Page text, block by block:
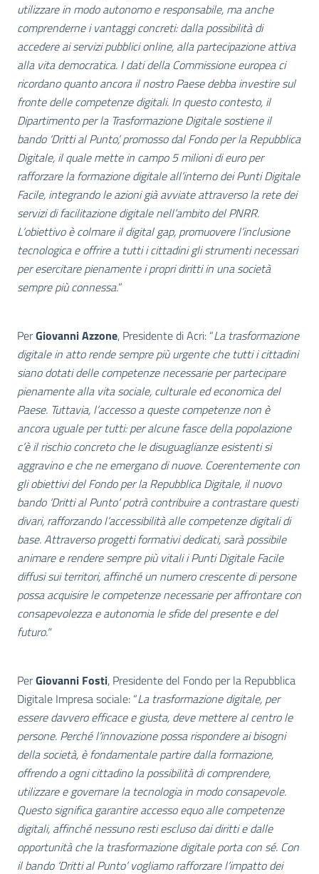
utilizzare in modo autonomo e responsabile, ma anche
comprenderne i vantaggi concreti: dalla possibilità di
accedere ai servizi pubblici online, alla partecipazione attiva
alla vita democratica. I dati della Commissione europea ci
ricordano quanto ancora il nostro Paese debba investire sul
fronte delle competenze digitali. In questo contesto, il
Dipartimento per la Trasformazione Digitale sostiene il
bando ‘Dritti al Punto’, promosso dal Fondo per la Repubblica
Digitale, il quale mette in campo 5 milioni di euro per
rafforzare la formazione digitale all’interno dei Punti Digitale
Facile, integrando le azioni già avviate attraverso la rete dei
servizi di facilitazione digitale nell’ambito del PNRR.
L’obiettivo è colmare il digital gap, promuovere l’inclusione
tecnologica e offrire a tutti i cittadini gli strumenti necessari
per esercitare pienamente i propri diritti in una società
sempre più connessa.”
PerGiovanni Azzone, Presidente di Acri: “La trasformazione
digitale in atto rende sempre più urgente che tutti i cittadini
siano dotati delle competenze necessarie per partecipare
pienamente alla vita sociale, culturale ed economica del
Paese. Tuttavia, l’accesso a queste competenze non è
ancora uguale per tutti: per alcune fasce della popolazione
c’è il rischio concreto che le disuguaglianze esistenti si
aggravino e che ne emergano di nuove. Coerentemente con
gli obiettivi del Fondo per la Repubblica Digitale, il nuovo
bando ‘Dritti al Punto’ potrà contribuire a contrastare questi
divari, rafforzando l’accessibilità alle competenze digitali di
base. Attraverso progetti formativi dedicati, sarà possibile
animare e rendere sempre più vitali i Punti Digitale Facile
diffusi sui territori, affinché un numero crescente di persone
possa acquisire le competenze necessarie per affrontare con
consapevolezza e autonomia le sfide del presente e del
futuro."
PerGiovanni Fosti, Presidente del Fondo per la Repubblica
Digitale Impresa sociale: “La trasformazione digitale, per
essere davvero efficace e giusta, deve mettere al centro le
persone. Perché l’innovazione possa rispondere ai bisogni
della società, è fondamentale partire dalla formazione,
offrendo a ogni cittadino la possibilità di comprendere,
utilizzare e governare la tecnologia in modo consapevole.
Questo significa garantire accesso equo alle competenze
digitali, affinché nessuno resti escluso dai diritti e dalle
opportunità che la trasformazione digitale porta con sé. Con
il bando ‘Dritti al Punto’ vogliamo rafforzare l’impatto dei